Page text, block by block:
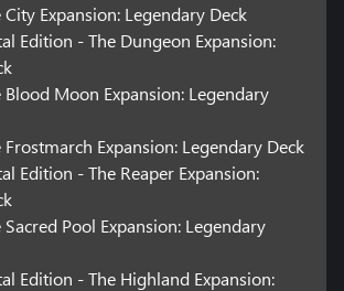
Expansion: Legendary Deck
Edition - The Dungeon Expansion:
Blood Moon Expansion: Legendary
Expansion: Legendary Deck
Edition - The Reaper Expansion:
Pool Expansion: Legendary
Edition - The Highland Expansion: